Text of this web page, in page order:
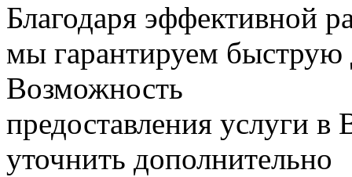
Благодаря эффективной
мы гарантируем быструю
Возможность
предоставления услуги
уточнить дополнительно